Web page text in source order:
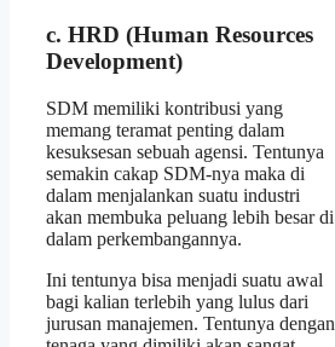
c. HRD (Human Resources
Development)
SDM memiliki kontribusi yang
memang teramat penting dalam
kesuksesan sebuah agensi. Tentunya
semakin cakap SDM-nya maka di
dalam menjalankan suatu industri
akan membuka peluang lebih besar di
dalam perkembangannya.
Ini tentunya bisa menjadi suatu awal
bagi kalian terlebih yang lulus dari
jurusan manajemen. Tentunya dengan